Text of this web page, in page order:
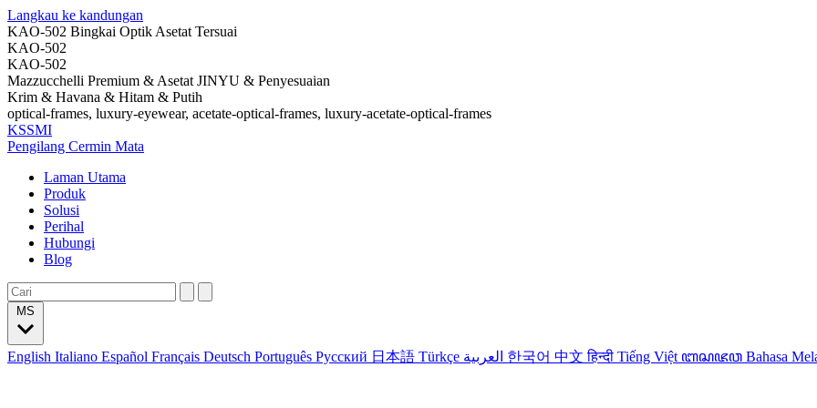
Langkau ke kandungan
KAO-502 Bingkai Optik Asetat Tersuai
KAO-502
KAO-502
Mazzucchelli Premium & Asetat JINYU & Penyesuaian
Krim & Havana & Hitam & Putih
optical-frames, luxury-eyewear, acetate-optical-frames, luxury-acetate-optical-frames
KSSMI
Pengilang Cermin Mata
Laman Utama
Produk
Solusi
Perihal
Hubungi
Blog
English Italiano Español Français Deutsch Português Русский 日本語 Türkçe 한국어 中文हिन्दी Tiếng Việt ꦧꦱꦗꦮ Bahasa